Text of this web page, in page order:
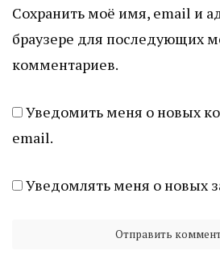
Сохранить моё имя, email и
браузере для последующих
комментариев.
Уведомить меня о новых
email.
Уведомлять меня о новых